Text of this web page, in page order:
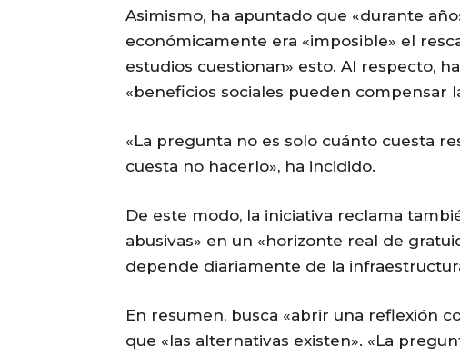
Asimismo, ha apuntado que «durante
económicamente era «imposible» el
estudios cuestionan» esto. Al respecto,
«beneficios sociales pueden compensar
«La pregunta no es solo cuánto cuesta
cuesta no hacerlo», ha incidido.
De este modo, la iniciativa reclama
abusivas» en un «horizonte real de
depende diariamente de la
En resumen, busca «abrir una reflexión
que «las alternativas existen». «La